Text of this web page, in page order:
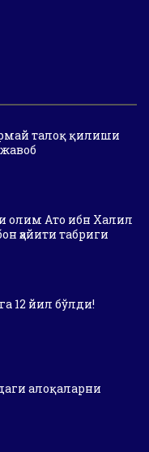
талоқ қилиши
олим Ато ибн Халил
ҳайити табриги
12 йил бўлди!
алоқаларни